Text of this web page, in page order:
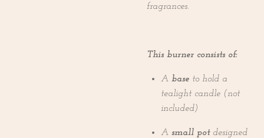
fragrances.
This burner consists of:
A base to hold a
tealight candle (not
included)
A small potdesigned